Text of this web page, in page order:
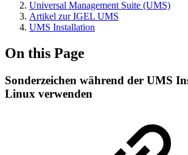
Universal Management Suite (UMS)
Artikel zur IGEL UMS
UMS Installation
On this Page
Sonderzeichen während der UMS
Linux verwenden